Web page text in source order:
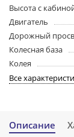
Высота с
Двигатель
Дорожный
Колесная база
Колея
Все
Описание